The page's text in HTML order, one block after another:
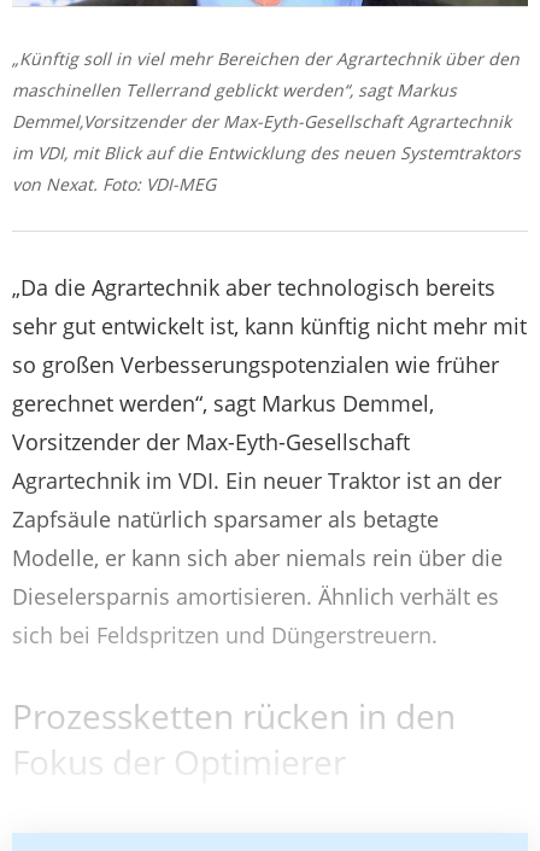
„Künftig soll in viel mehr Bereichen der Agrartechnik über den
maschinellen Tellerrand geblickt werden“, sagt Markus
Demmel,Vorsitzender der Max-Eyth-Gesellschaft Agrartechnik
im VDI, mit Blick auf die Entwicklung des neuen Systemtraktors
von Nexat. Foto: VDI-MEG
„Da die Agrartechnik aber technologisch bereits
sehr gut entwickelt ist, kann künftig nicht mehr mit
so großen Verbesserungspotenzialen wie früher
gerechnet werden“, sagt Markus Demmel,
Vorsitzender der Max-Eyth-Gesellschaft
Agrartechnik im VDI. Ein neuer Traktor ist an der
Zapfsäule natürlich sparsamer als betagte
Modelle, er kann sich aber niemals rein über die
Dieselersparnis amortisieren. Ähnlich verhält es
sich bei Feldspritzen und Düngerstreuern.
Prozessketten rücken in den
Fokus der Optimierer